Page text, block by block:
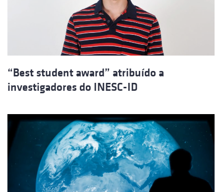
“Best student award” atribuído a
investigadores do INESC-ID